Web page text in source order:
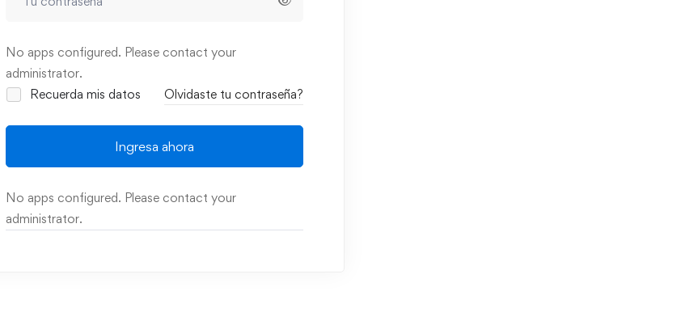
No apps configured. Please contact your
administrator.
Recuerda mis datos
Olvidaste tu contraseña?
Ingresa ahora
No apps configured. Please contact your
administrator.